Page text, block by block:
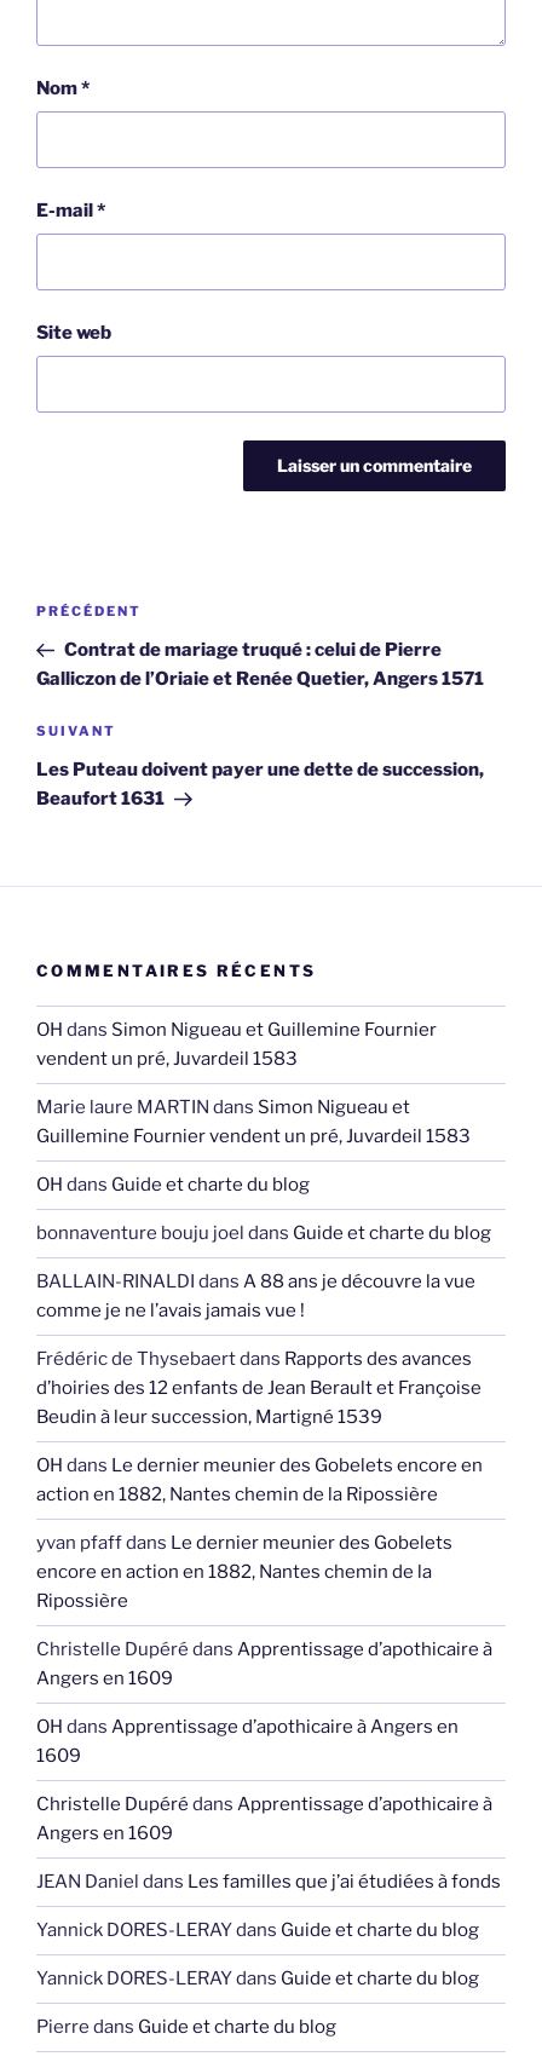
Nom*
E-mail*
Site web
Navigation
l’article
Article
précédent
PRÉCÉDENT
Contrat de mariage truqué : celui de Pierre
Galliczon de l’Oriaie et Renée Quetier, Angers 1571
Article
suivant
SUIVANT
Les Puteau doivent payer une dette de succession,
Beaufort 1631
COMMENTAIRES RÉCENTS
OH dans Simon Nigueau et Guillemine Fournier
vendent un pré, Juvardeil 1583
Marie laure MARTIN dans Simon Nigueau et
Guillemine Fournier vendent un pré, Juvardeil 1583
OH dans Guide et charte du blog
bonnaventure bouju joel dans Guide et charte du blog
BALLAIN-RINALDI dans A 88 ans je découvre la vue
comme je ne l’avais jamais vue !
Frédéric de Thysebaertdans Rapports des avances
d’hoiries des 12 enfants de Jean Berault et Françoise
Beudin à leur succession, Martigné 1539
OH dans Le dernier meunier des Gobelets encore en
action en 1882, Nantes chemin de la Ripossière
yvan pfaffdans Le dernier meunier des Gobelets
encore en action en 1882, Nantes chemin de la
Ripossière
Christelle Dupéré dans Apprentissage d’apothicaire à
Angers en 1609
OH dans Apprentissage d’apothicaire à Angers en
1609
Christelle Dupéré dans Apprentissage d’apothicaire à
Angers en 1609
JEAN Daniel dans Les familles que j’ai étudiées à fonds
Yannick DORES-LERAYdans Guide et charte du blog
Yannick DORES-LERAYdans Guide et charte du blog
Pierre dans Guide et charte du blog